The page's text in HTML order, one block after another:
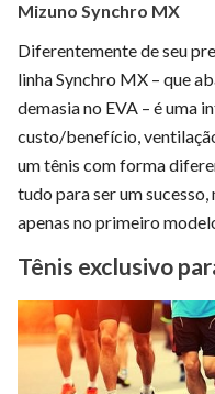
Mizuno Synchro MX
Diferentemente de seu
linha Synchro MX – que
demasia no EVA – é uma
custo/benefício,
um tênis com forma
tudo para ser um
apenas no primeiro
Tênis exclusivo